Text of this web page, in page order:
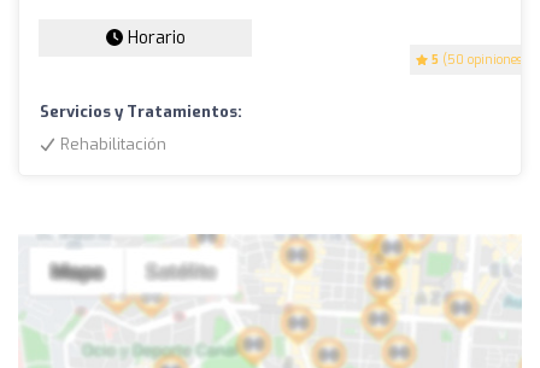
5 (50 opiniones)
Horario
Servicios y Tratamientos:
Rehabilitación